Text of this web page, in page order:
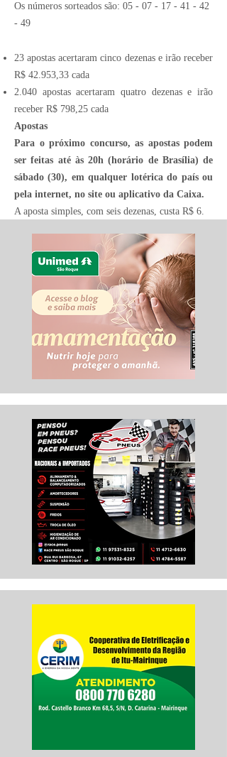
Os números sorteados são: 05 - 07 - 17 - 41 - 42
- 49
23 apostas acertaram cinco dezenas e irão receber
R$ 42.953,33 cada
2.040 apostas acertaram quatro dezenas e irão
receber R$ 798,25 cada
Apostas
Para o próximo concurso, as apostas podem
ser feitas até às 20h (horário de Brasília) de
sábado (30), em qualquer lotérica do país ou
pela internet, no site ou aplicativo da Caixa.
A aposta simples, com seis dezenas, custa R$ 6.